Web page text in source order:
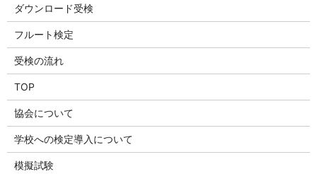
ダウンロード受検
フルート検定
受検の流れ
TOP
協会について
学校への検定導入について
模擬試験